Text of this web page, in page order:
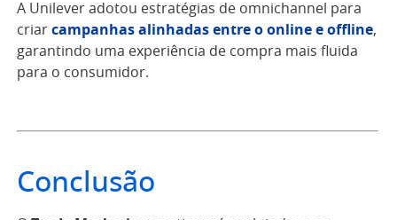
A Unilever adotou estratégias de omnichannel para
criar campanhas alinhadas entre o online e offline,
garantindo uma experiência de compra mais fluida
para o consumidor.
Conclusão